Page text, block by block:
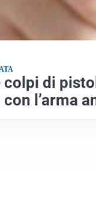
colpi di
l’arma